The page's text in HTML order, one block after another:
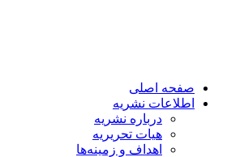
صفحه اصلی
اطلاعات نشریه
درباره نشریه
هیات تحریریه
اهداف و زمینه‌ها